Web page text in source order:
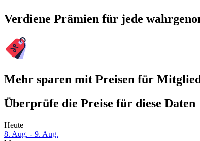
Verdiene Prämien für jede
Mehr sparen mit Preisen für
Überprüfe die Preise für diese Daten
Heute
8. Aug. - 9. Aug.